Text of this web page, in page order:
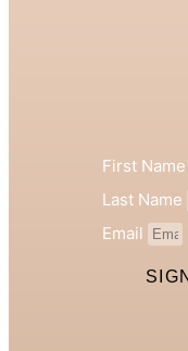
First Name
Last Name
Email